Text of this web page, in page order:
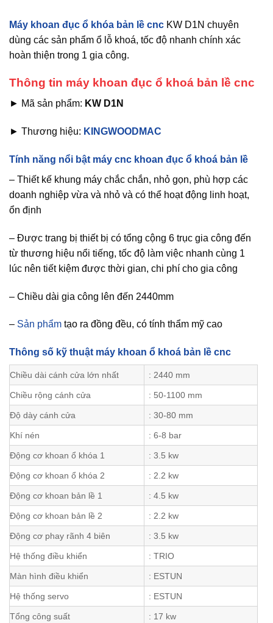
Máy khoan đục ổ khóa bản lề cnc KW D1N chuyên
dùng các sản phẩm ổ lỗ khoá, tốc độ nhanh chính xác
hoàn thiện trong 1 gia công.
Thông tin máy khoan đục ổ khoá bản lề cnc
► Mã sản phẩm: KW D1N
► Thương hiệu: KINGWOODMAC
Tính năng nổi bật máy cnc khoan đục ổ khoá bản lề
– Thiết kế khung máy chắc chắn, nhỏ gọn, phù hợp các
doanh nghiệp vừa và nhỏ và có thể hoạt động linh hoạt,
ổn định
– Được trang bị thiết bị có tổng cộng 6 trục gia công đến
từ thương hiệu nổi tiếng, tốc độ làm việc nhanh cùng 1
lúc nên tiết kiệm được thời gian, chi phí cho gia công
– Chiều dài gia công lên đến 2440mm
– Sản phẩm tạo ra đồng đều, có tính thẩm mỹ cao
Thông số kỹ thuật máy khoan ổ khoá bản lề cnc
Chiều dài cánh cửa lớn nhất : 2440 mm
Chiều rộng cánh cửa : 50-1100 mm
Độ dày cánh cửa : 30-80 mm
Khí nén : 6-8 bar
Động cơ khoan ổ khóa 1 : 3.5 kw
Động cơ khoan ổ khóa 2 : 2.2 kw
Động cơ khoan bản lề 1 : 4.5 kw
Động cơ khoan bản lề 2 : 2.2 kw
Động cơ phay rãnh 4 biên : 3.5 kw
Hệ thống điều khiển : TRIO
Màn hình điều khiển : ESTUN
Hệ thống servo : ESTUN
Tổng công suất : 17 kw